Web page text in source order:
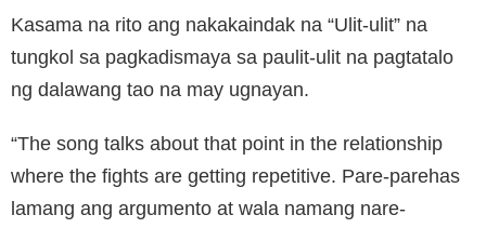
Kasama na rito ang nakakaindak na “Ulit-ulit” na
tungkol sa pagkadismaya sa paulit-ulit na pagtatalo
ng dalawang tao na may ugnayan.
“The song talks about that point in the relationship
where the fights are getting repetitive. Pare-parehas
lamang ang argumento at wala namang nare-